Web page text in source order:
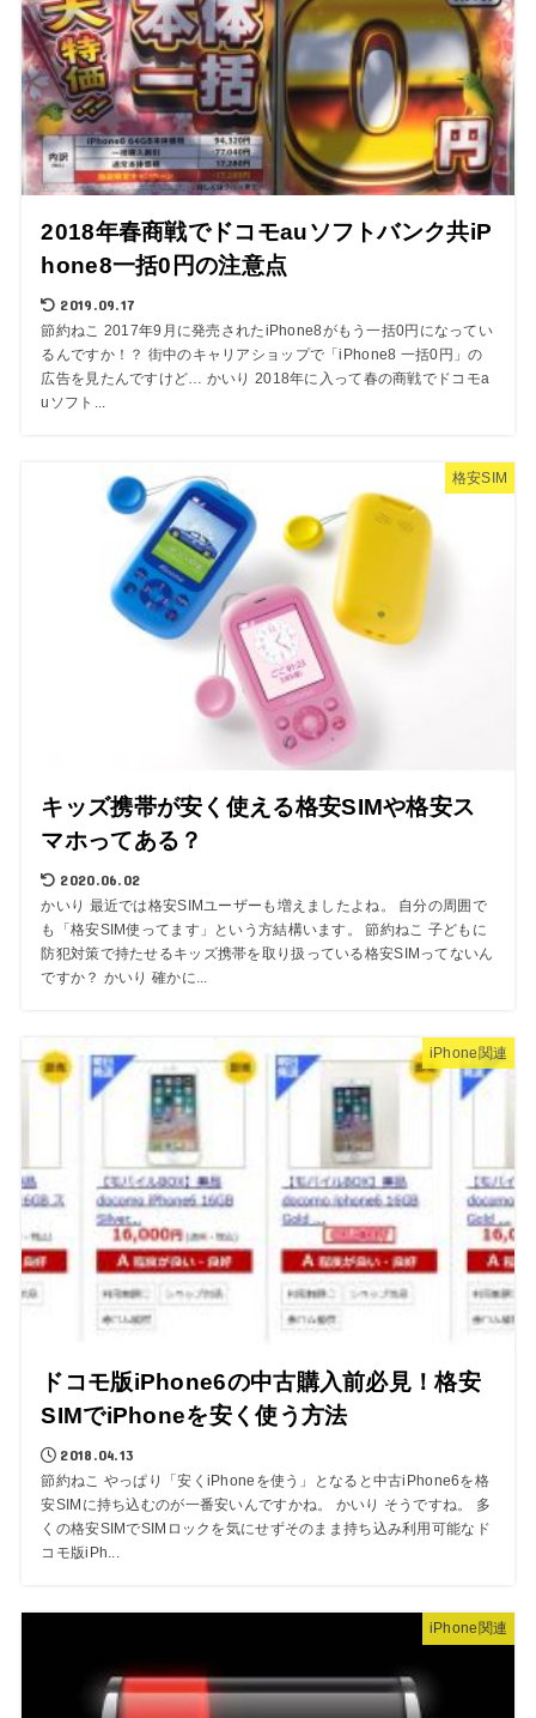
2018年春商戦でドコモauソフトバンク共iP
hone8一括0円の注意点
2019.09.17
節約ねこ 2017年9月に発売されたiPhone8がもう一括0円になってい
るんですか！？ 街中のキャリアショップで「iPhone8 一括0円」の
広告を見たんですけど… かいり 2018年に入って春の商戦でドコモa
uソフト...
格安SIM
キッズ携帯が安く使える格安SIMや格安ス
マホってある？
2020.06.02
かいり 最近では格安SIMユーザーも増えましたよね。 自分の周囲で
も「格安SIM使ってます」という方結構います。 節約ねこ 子どもに
防犯対策で持たせるキッズ携帯を取り扱っている格安SIMってないん
ですか？ かいり 確かに...
iPhone関連
ドコモ版iPhone6の中古購入前必見！格安
SIMでiPhoneを安く使う方法
2018.04.13
節約ねこ やっぱり「安くiPhoneを使う」となると中古iPhone6を格
安SIMに持ち込むのが一番安いんですかね。 かいり そうですね。 多
くの格安SIMでSIMロックを気にせずそのまま持ち込み利用可能なド
コモ版iPh...
iPhone関連